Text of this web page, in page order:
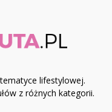
lifestylowej.
z różnych kategorii.